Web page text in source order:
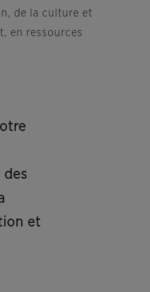
de la culture et
en ressources
et